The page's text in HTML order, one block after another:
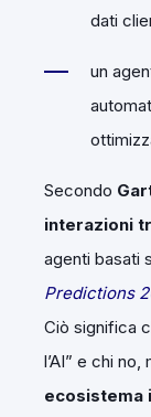
dati
un
Secondo
interazioni
agenti basati
Predictions
Ciò significa
l’AI” e chi no,
ecosistema